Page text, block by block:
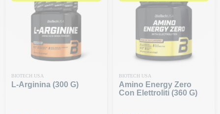
BIOTECH USA
L-Arginina (300 G)
BIOTECH USA
Amino Energy Zero
Con Elettroliti (360 G)